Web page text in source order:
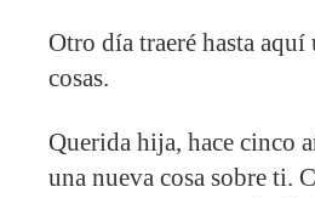
Otro día traeré hasta
cosas.
Querida hija, hace cinco
una nueva cosa sobre ti.